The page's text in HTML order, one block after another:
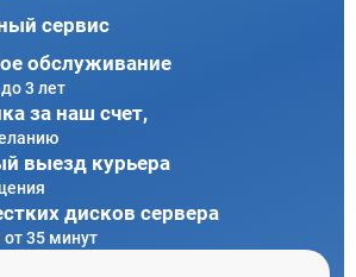
сервис
обслуживание
3 лет
за наш счет,
выезд курьера
дисков сервера
от 35 минут